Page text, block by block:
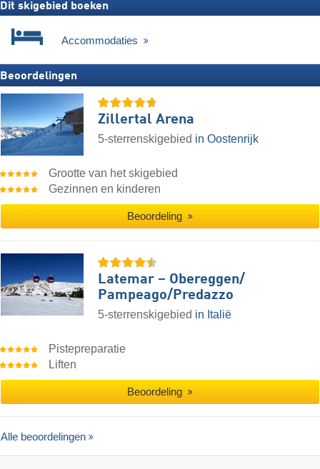
Dit skigebied boeken
Accommodaties
Beoordelingen
Zillertal Arena
5-sterrenskigebied in Oostenrijk
Grootte van het skigebied
Gezinnen en kinderen
Beoordeling
Latemar – Obereggen/​
Pampeago/​Predazzo
5-sterrenskigebied in Italië
Pistepreparatie
Liften
Beoordeling
Alle beoordelingen